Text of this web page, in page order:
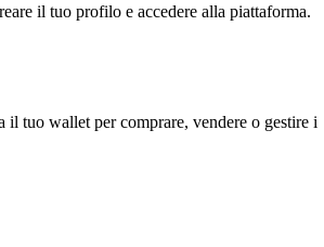
il tuo profilo e accedere alla piattaforma.
il tuo wallet per comprare, vendere o gestire i